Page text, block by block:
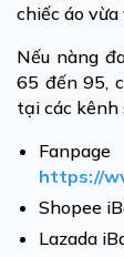
chiếc áo
Nếu nàng
65 đến 95,
tại các kênh
https://
Shopee
Lazada